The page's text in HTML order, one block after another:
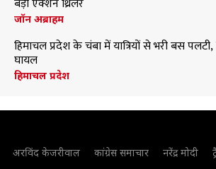
बड़ी एक्शन थ्रिलर
जॉन अब्राहम
हिमाचल प्रदेश के चंबा में यात्रियों से भरी बस
घायल
हिमाचल प्रदेश
अरविंद केजरीवाल कांग्रेस समाचार नरेंद्र मोदी